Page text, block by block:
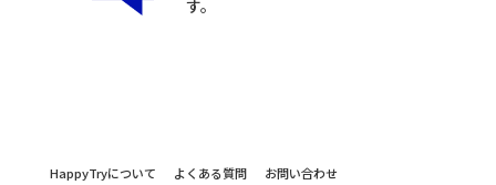
す。
HappyTryについて よくある質問
お問い合わせ